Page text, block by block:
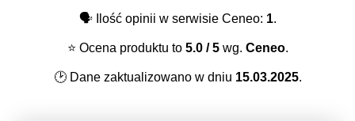
🗣️Ilość opinii w serwisie Ceneo: 1.
⭐️ Ocena produktu to 5.0/ 5wg. Ceneo.
🕑Dane zaktualizowano w dniu 15.03.2025.